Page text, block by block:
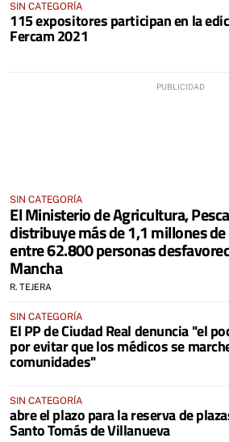
SIN CATEGORÍA
115 expositores participan en la
Fercam 2021
SIN CATEGORÍA
El Ministerio de Agricultura,
distribuye más de 1,1 millones
entre 62.800 personas
Mancha
R. TEJERA
SIN CATEGORÍA
El PP de Ciudad Real denuncia "el
por evitar que los médicos se
comunidades"
SIN CATEGORÍA
abre el plazo para la reserva de
Santo Tomás de Villanueva